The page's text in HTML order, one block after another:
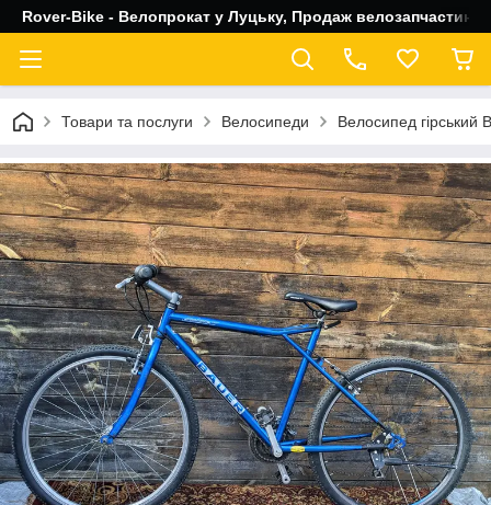
Rover-Bike - Велопрокат у Луцьку, Продаж велозапчастин,
Товари та послуги Велосипеди Велосипед гірський